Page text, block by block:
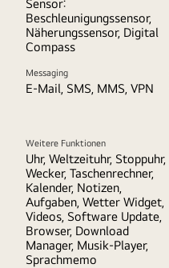
Sensor:
Beschleunigungssensor,
Näherungssensor, Digital
Compass
Messaging
E-Mail, SMS, MMS, VPN
Weitere Funktionen
Uhr, Weltzeituhr, Stoppuhr,
Wecker, Taschenrechner,
Kalender, Notizen,
Aufgaben, Wetter Widget,
Videos, Software Update,
Browser, Download
Manager, Musik-Player,
Sprachmemo